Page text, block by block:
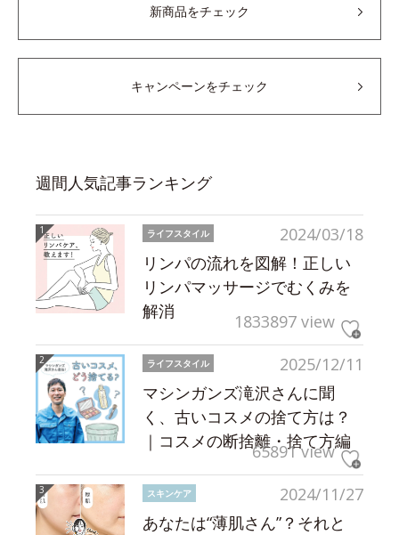
新商品をチェック
キャンペーンをチェック
週間人気記事ランキング
2024/03/18
ライフスタイル
リンパの流れを図解！正しい
リンパマッサージでむくみを
解消
1833897 view
2025/12/11
ライフスタイル
マシンガンズ滝沢さんに聞
く、古いコスメの捨て方は？
｜コスメの断捨離・捨て方編
65891 view
2024/11/27
スキンケア
あなたは“薄肌さん”？それと